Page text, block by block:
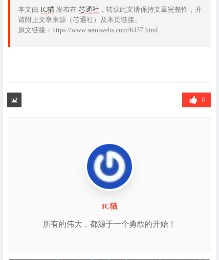
本文由 IC猫 发布在 芯通社 ，转载此文请保持文章完整性，并
请附上文章来源（芯通社）及本页链接。
原文链接：https://www.semiwebs.com/6437.html
0
IC猫
所有的伟大，都源于一个勇敢的开始！